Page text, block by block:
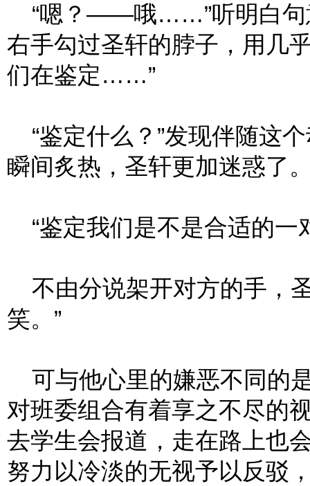
“嗯？——哦……”听明白句
右手勾过圣轩的脖子，用几
们在鉴定……”
“鉴定什么？”发现伴随这
瞬间炙热，圣轩更加迷惑了
“鉴定我们是不是合适的一
不由分说架开对方的手，
笑。”
可与他心里的嫌恶不同的
对班委组合有着享之不尽的
去学生会报道，走在路上也
努力以冷淡的无视予以反驳